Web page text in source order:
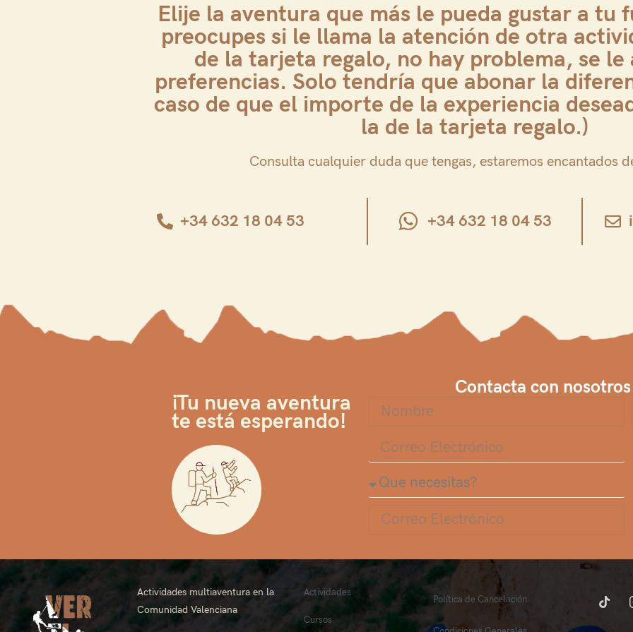
Elije la aventura que más le pueda gustar a tu
preocupes si le llama la atención de otra
de la tarjeta regalo, no hay problema, se le
preferencias. Solo tendría que abonar la
caso de que el importe de la experiencia
la de la tarjeta regalo.)
Consulta cualquier duda que tengas, estaremos encantados
+34 632 18 04 53 +34 632 18 04 53
¡Tu nueva aventura
te está esperando!
Contacta con nosotros
Actividades multiaventura en la
Comunidad Valenciana
Actividades
Cursos
Política de Cancelación